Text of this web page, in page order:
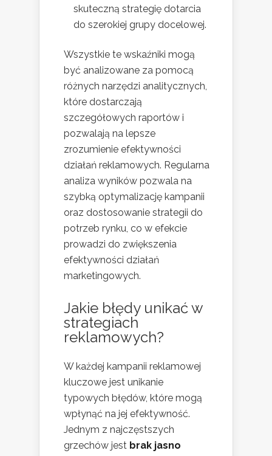
skuteczną strategię dotarcia
do szerokiej grupy docelowej.
Wszystkie te wskaźniki mogą
być analizowane za pomocą
różnych narzędzi analitycznych,
które dostarczają
szczegółowych raportów i
pozwalają na lepsze
zrozumienie efektywności
działań reklamowych. Regularna
analiza wyników pozwala na
szybką optymalizację kampanii
oraz dostosowanie strategii do
potrzeb rynku, co w efekcie
prowadzi do zwiększenia
efektywności działań
marketingowych.
Jakie błędy unikać w
strategiach
reklamowych?
W każdej kampanii reklamowej
kluczowe jest unikanie
typowych błędów, które mogą
wpłynąć na jej efektywność.
Jednym z najczęstszych
grzechów jest brak jasno